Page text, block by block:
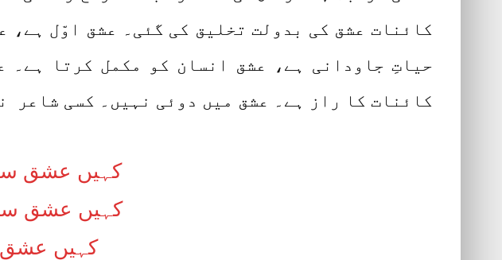
کائنات عشق کی بدولت تخلیق کی گئی۔ عشق اوّل ہے،
حیاتِ جاودانی ہے، عشق انسان کو مکمل کرتا
کائنات کا راز ہے۔ عشق میں دوئی نہیں۔ کسی شاعر
کہیں عشق
کہیں عشق
کہیں عشق